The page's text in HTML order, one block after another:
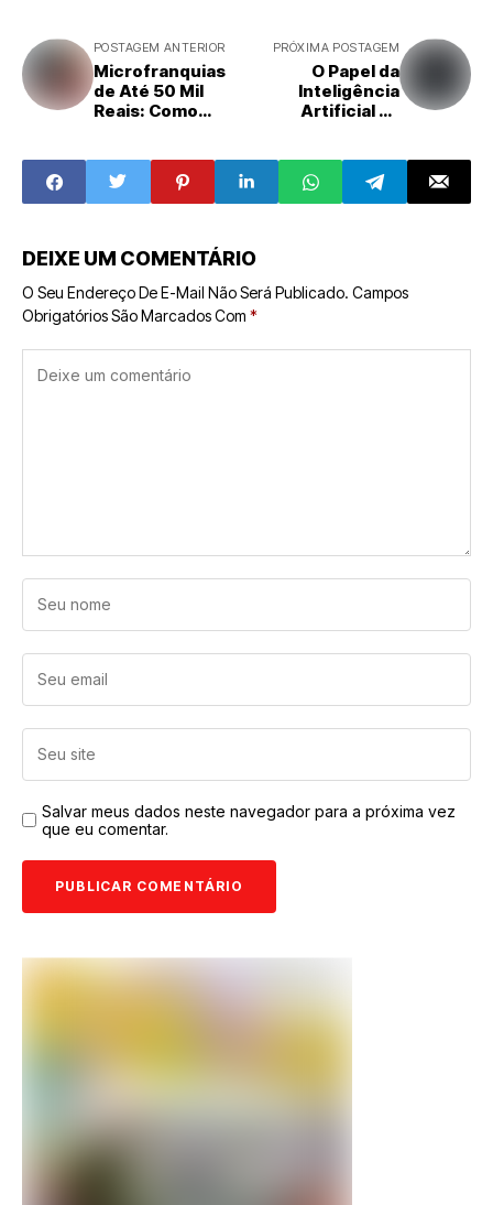
POSTAGEM ANTERIOR
Microfranquias
de Até 50 Mil
Reais: Como
Investir
PRÓXIMA POSTAGEM
O Papel da
Inteligência
Artificial na
DEIXE UM COMENTÁRIO
O Seu Endereço De E-Mail Não Será Publicado. Campos
Obrigatórios São Marcados Com *
Salvar meus dados neste navegador para a próxima vez
que eu comentar.